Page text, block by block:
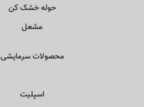
حوله خشک کن
مشعل
محصولات سرمایشی
اسپلیت